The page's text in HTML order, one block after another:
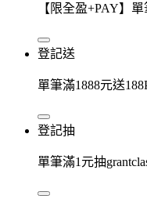
【限全盈+PAY】
登記送
單筆滿1888元送
登記抽
單筆滿1元抽